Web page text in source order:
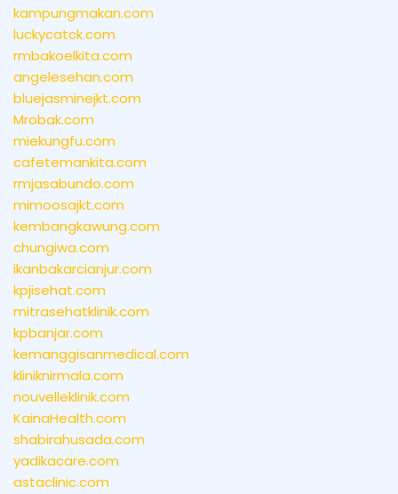
kampungmakan.com
luckycatck.com
rmbakoelkita.com
angelesehan.com
bluejasminejkt.com
Mrobak.com
miekungfu.com
cafetemankita.com
rmjasabundo.com
mimoosajkt.com
kembangkawung.com
chungiwa.com
ikanbakarcianjur.com
kpjisehat.com
mitrasehatklinik.com
kpbanjar.com
kemanggisanmedical.com
kliniknirmala.com
nouvelleklinik.com
KainaHealth.com
shabirahusada.com
yadikacare.com
astaclinic.com